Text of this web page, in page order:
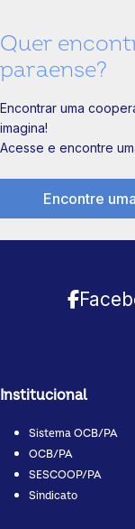
Quer
paraense?
Encontrar uma
imagina!
Acesse e encontre
Encontre
Institucional
Sistema OCB/PA
OCB/PA
SESCOOP/PA
Sindicato